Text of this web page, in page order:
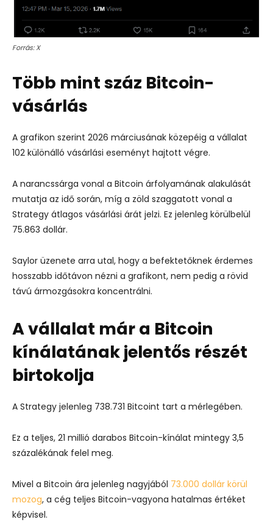
Forrás: X
Több mint száz Bitcoin-
vásárlás
A grafikon szerint 2026 márciusának közepéig a vállalat
102 különálló vásárlási eseményt hajtott végre.
A narancssárga vonal a Bitcoin árfolyamának alakulását
mutatja az idő során, míg a zöld szaggatott vonal a
Strategy átlagos vásárlási árát jelzi. Ez jelenleg körülbelül
75.863 dollár.
Saylor üzenete arra utal, hogy a befektetőknek érdemes
hosszabb időtávon nézni a grafikont, nem pedig a rövid
távú ármozgásokra koncentrálni.
A vállalat már a Bitcoin
kínálatának jelentős részét
birtokolja
A Strategy jelenleg 738.731 Bitcoint tart a mérlegében.
Ez a teljes, 21 millió darabos Bitcoin-kínálat mintegy 3,5
százalékának felel meg.
Mivel a Bitcoin ára jelenleg nagyjából 73.000 dollár körül
mozog, a cég teljes Bitcoin-vagyona hatalmas értéket
képvisel.